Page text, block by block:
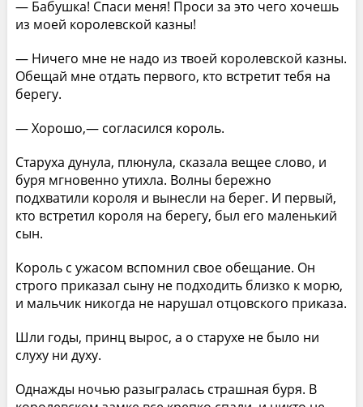
— Бабушка! Спаси меня! Проси за это чего хочешь
из моей королевской казны!
— Ничего мне не надо из твоей королевской казны.
Обещай мне отдать первого, кто встретит тебя на
берегу.
— Хорошо,— согласился король.
Старуха дунула, плюнула, сказала вещее слово, и
буря мгновенно утихла. Волны бережно
подхватили короля и вынесли на берег. И первый,
кто встретил короля на берегу, был его маленький
сын.
Король с ужасом вспомнил свое обещание. Он
строго приказал сыну не подходить близко к морю,
и мальчик никогда не нарушал отцовского приказа.
Шли годы, принц вырос, а о старухе не было ни
слуху ни духу.
Однажды ночью разыгралась страшная буря. В